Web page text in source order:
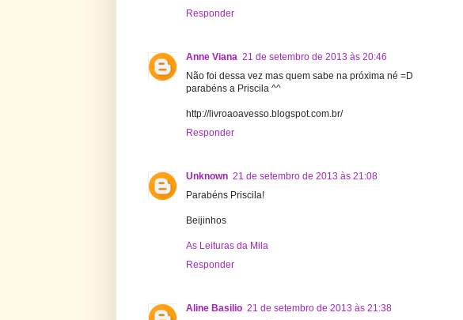
Responder
Anne Viana 21 de setembro de 2013 às 20:46
Não foi dessa vez mas quem sabe na próxima né =D
parabéns a Priscila ^^
http://livroaoavesso.blogspot.com.br/
Responder
Unknown 21 de setembro de 2013 às 21:08
Parabéns Priscila!
Beijinhos
As Leituras da Mila
Responder
Aline Basilio 21 de setembro de 2013 às 21:38